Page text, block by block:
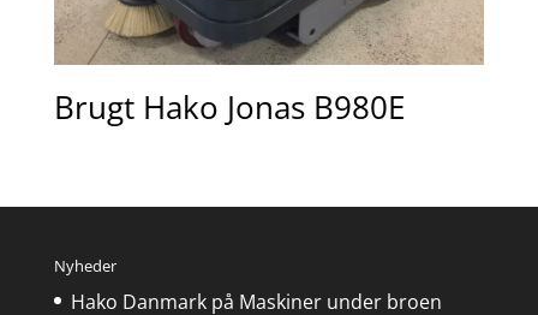
Brugt Hako Jonas B980E
Nyheder
Hako Danmark på Maskiner under broen